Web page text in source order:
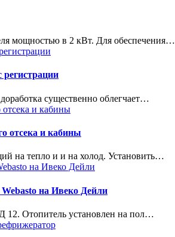
мощностью в 2 кВт. Для обеспечения…
существенно облегчает…
отсека и кабины
на тепло и и на холод. Установить…
на Ивеко Дейли
12. Отопитель установлен на пол…